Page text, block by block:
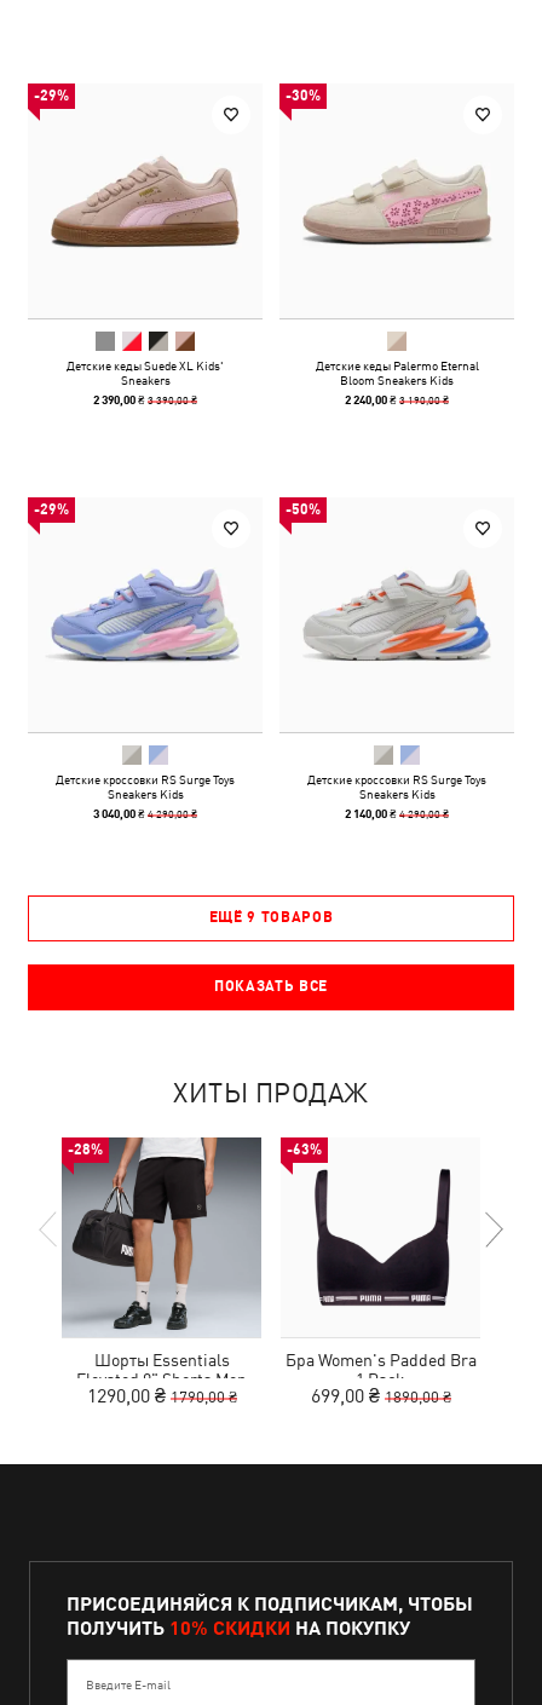
-29%
Детские кеды Suede XL Kids'
Sneakers
2 390,00 ₴3 390,00 ₴
-30%
Детские кеды Palermo Eternal
Bloom Sneakers Kids
2 240,00 ₴3 190,00 ₴
-29%
Детские кроссовки RS Surge Toys
Sneakers Kids
3 040,00 ₴4 290,00 ₴
-50%
Детские кроссовки RS Surge Toys
Sneakers Kids
2 140,00 ₴4 290,00 ₴
ЕЩЁ 9 ТОВАРОВ
ПОКАЗАТЬ ВСЕ
ХИТЫ ПРОДАЖ
-28%
Шорты Essentials
Elevated 9" Shorts Men
1290,00 ₴ 1790,00 ₴
-63%
Бра Women's Padded Bra
1 Pack
699,00 ₴ 1890,00 ₴
ПРИСОЕДИНЯЙСЯ К ПОДПИСЧИКАМ, ЧТОБЫ
ПОЛУЧИТЬ 10% СКИДКИ НА ПОКУПКУ
Введите E-mail